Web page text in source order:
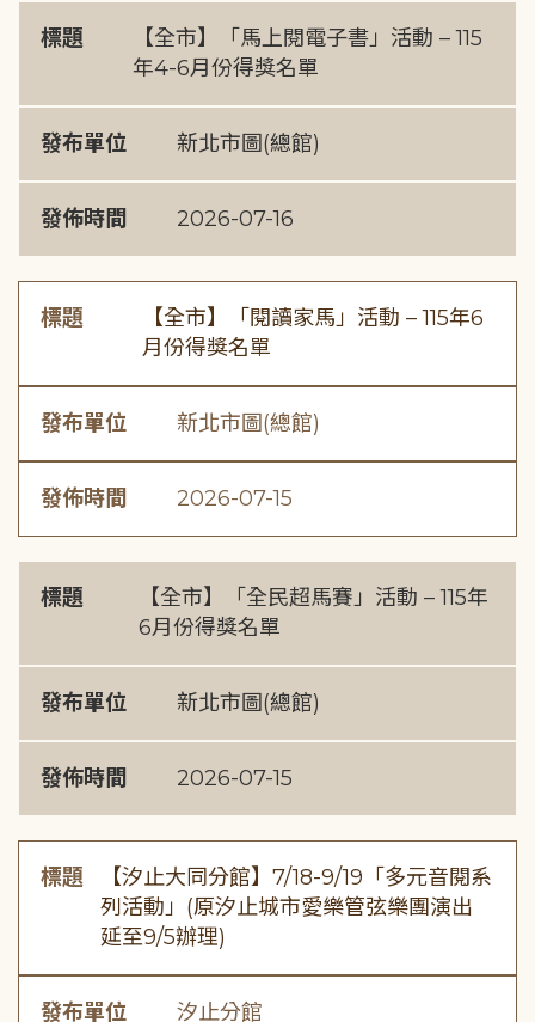
標題
【全市】「馬上閱電子書」活動 – 115
年4-6月份得獎名單
發布單位 新北市圖(總館)
發佈時間 2026-07-16
標題
【全市】「閱讀家馬」活動 – 115年6
月份得獎名單
發布單位 新北市圖(總館)
發佈時間 2026-07-15
標題
【全市】「全民超馬賽」活動 – 115年
6月份得獎名單
發布單位 新北市圖(總館)
發佈時間 2026-07-15
標題
【汐止大同分館】7/18-9/19「多元音閱系
列活動」(原汐止城市愛樂管弦樂團演出
延至9/5辦理)
發布單位 汐止分館